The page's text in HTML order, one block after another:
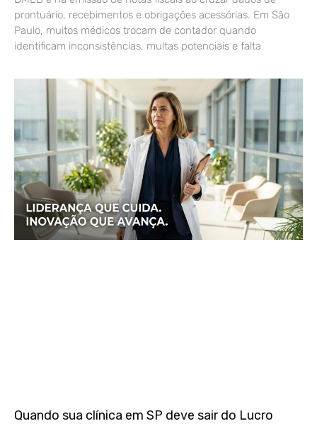
prontuário, recebimentos e obrigações acessórias. Em São
Paulo, muitos médicos trocam de contador quando
identificam inconsistências, multas potenciais e falta
Quando sua clínica em SP deve sair do Lucro